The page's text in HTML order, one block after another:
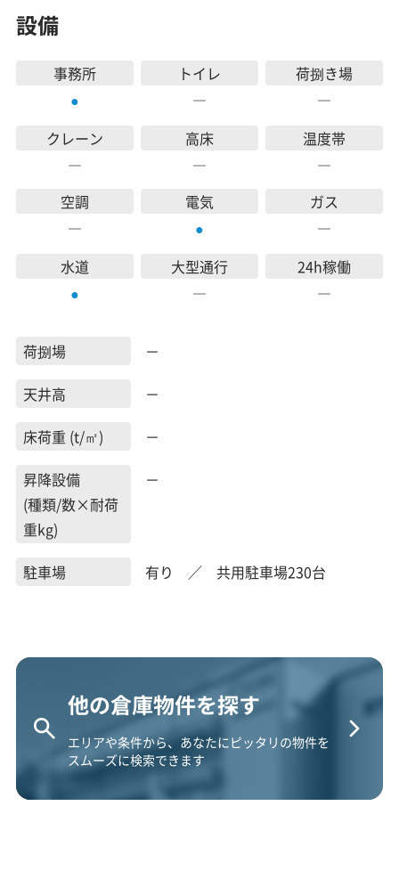
設備
事務所
●
トイレ
―
荷捌き場
―
クレーン
―
高床
―
温度帯
―
空調
―
電気
●
ガス
―
水道
●
大型通行
―
24h稼働
―
荷捌場
－
天井高
－
床荷重 (t/㎡)
－
昇降設備
(種類/数×耐荷
重kg)
－
駐車場 有り ／ 共用駐車場230台
他の倉庫物件を探す
エリアや条件から、あなたにピッタリの物件を
スムーズに検索できます